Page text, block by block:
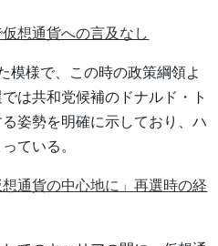
想通貨への言及なし
模様で、この時の政策綱領よ
は共和党候補のドナルド・ト
姿勢を明確に示しており、ハ
ている。
通貨の中心地に」再選時の経